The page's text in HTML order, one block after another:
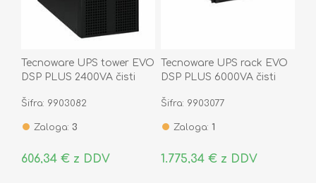
Tecnoware UPS tower EVO
DSP PLUS 2400VA čisti
FGCEDP2402IEC
Šifra: 9903082
Zaloga: 3
606,34 € z DDV
Tecnoware UPS rack EVO
DSP PLUS 6000VA čisti
akumulatorja
Šifra: 9903077
Zaloga: 1
1.775,34 € z DDV